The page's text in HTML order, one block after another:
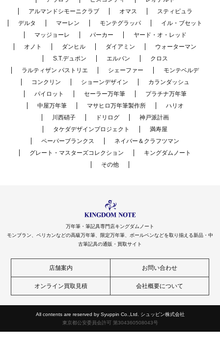
アルマンドシモーニクラブ
オマス
スティピュラ
デルタ
マーレン モンテグラッパ
イル・ブセット
マッジョーレ
パーカー
ヤード・オ・レッド
オノト
ダンヒル ダイアミン
ウォーターマン
S.T.デュポン
エルバン
クロス
ラルティザン パストリエ
シェーファー
モンテベルデ
コンクリン
ショーンデザイン
カランダッシュ
パイロット
セーラー万年筆
プラチナ万年筆
中屋万年筆
マサヒロ万年筆製作所
ハリオ
川西硝子
ドリログ
神戸派計画
タケダデザインプロジェクト
満寿屋
ペーパーブランクス
ネイバー＆クラフツマン
グレート・マスターズコレクション
キングダムノート
その他
万年筆・筆記具専門店キングダムノート
モンブラン、ペリカンなどの高級万年筆、限定万年筆、ボールペンなどを取り揃える新品・中
古筆記具の通販・買取サイト
店舗案内 お問い合わせ
オンライン買取見積 会社概要について
All contents are reserved by Syuppin Co.,Ltd. シュッピン株式会社
東京都公安委員会許可 第304360508043号